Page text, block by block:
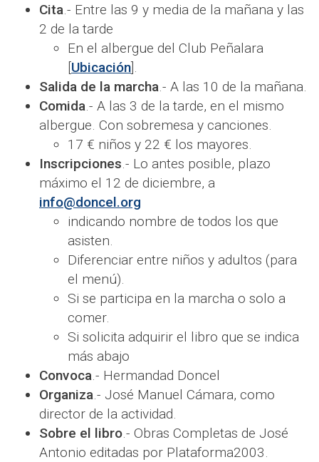
Cita .- Entre las 9 y media de la mañana y las
2 de la tarde
En el albergue del Club Peñalara
[Ubicación].
Salida de la marcha .- A las 10 de la mañana.
Comida .- A las 3 de la tarde, en el mismo
albergue. Con sobremesa y canciones.
17 € niños y 22 € los mayores.
Inscripciones .- Lo antes posible, plazo
máximo el 12 de diciembre, a
info@doncel.org
indicando nombre de todos los que
asisten.
Diferenciar entre niños y adultos (para
el menú).
Si se participa en la marcha o solo a
comer.
Si solicita adquirir el libro que se indica
más abajo
Convoca .- Hermandad Doncel
Organiza .- José Manuel Cámara, como
director de la actividad.
Sobre el libro .- Obras Completas de José
Antonio editadas por Plataforma2003.